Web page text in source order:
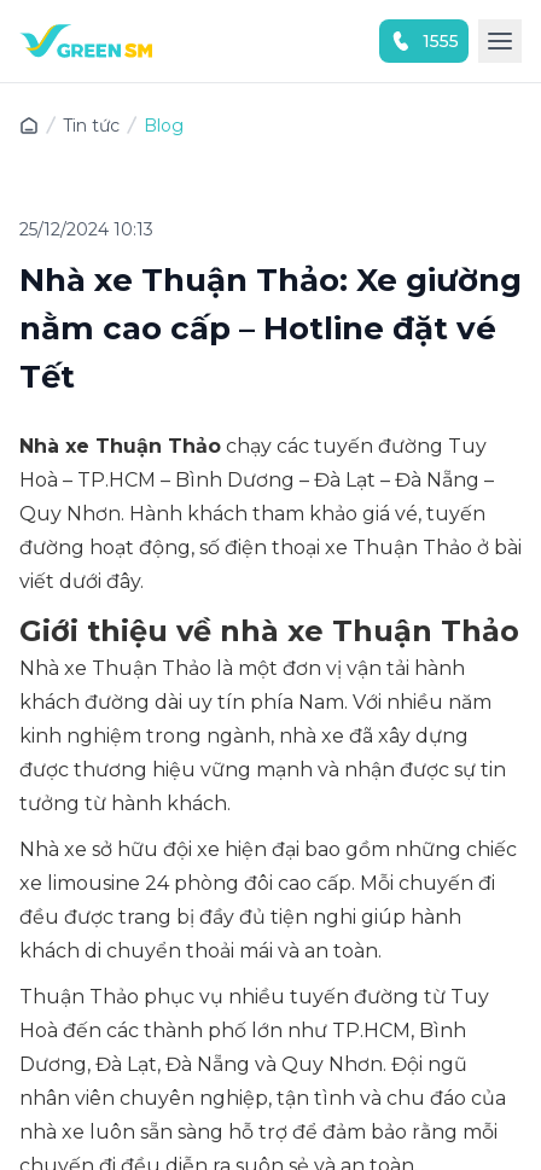
1555
Tin tức Blog
25/12/2024 10:13
Nhà xe Thuận Thảo: Xe giường
nằm cao cấp – Hotline đặt vé
Tết
Nhà xe Thuận Thảo chạy các tuyến đường Tuy
Hoà – TP.HCM – Bình Dương – Đà Lạt – Đà Nẵng –
Quy Nhơn. Hành khách tham khảo giá vé, tuyến
đường hoạt động, số điện thoại xe Thuận Thảo ở bài
viết dưới đây.
Giới thiệu về nhà xe Thuận Thảo
Nhà xe Thuận Thảo là một đơn vị vận tải hành
khách đường dài uy tín phía Nam. Với nhiều năm
kinh nghiệm trong ngành, nhà xe đã xây dựng
được thương hiệu vững mạnh và nhận được sự tin
tưởng từ hành khách.
Nhà xe sở hữu đội xe hiện đại bao gồm những chiếc
xe limousine 24 phòng đôi cao cấp. Mỗi chuyến đi
đều được trang bị đầy đủ tiện nghi giúp hành
khách di chuyển thoải mái và an toàn.
Thuận Thảo phục vụ nhiều tuyến đường từ Tuy
Hoà đến các thành phố lớn như TP.HCM, Bình
Dương, Đà Lạt, Đà Nẵng và Quy Nhơn. Đội ngũ
nhân viên chuyên nghiệp, tận tình và chu đáo của
nhà xe luôn sẵn sàng hỗ trợ để đảm bảo rằng mỗi